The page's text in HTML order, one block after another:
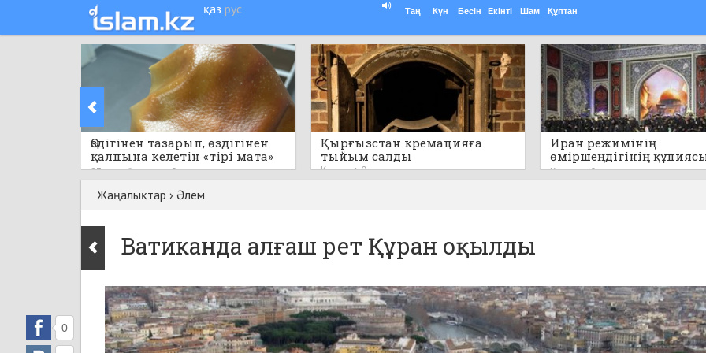
қаз рус Таң Күн Бесін Екінті Шам Құптан
Өздігінен тазарып, өздігінен
қалпына келетін «тірі мата»
пайда болды
23 сағат бұрын 0
Қырғызстан кремацияға
тыйым салды
Кеше 0
Иран режимінің
өміршеңдігінің
айтылды
Кеше 0
Жаңалықтар › Әлем
Ватиканда алғаш рет Құран оқылды
0